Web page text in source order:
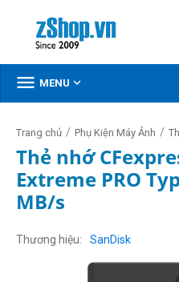
 MENU 
Trang chủ / Phụ Kiện Máy Ảnh /
Thẻ nhớ
Extreme PRO
MB/s
Thương hiệu SanDisk